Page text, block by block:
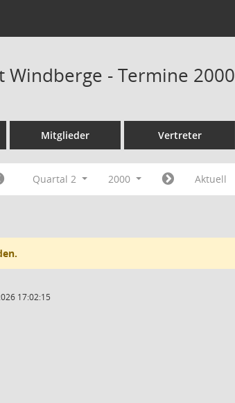
Windberge - Termine 2000
Mitglieder Vertreter
Quartal 2 2000 Aktuell
17:02:15